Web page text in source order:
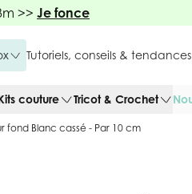
>> Je fonce
Tutoriels, conseils & tendances
couture Tricot & Crochet
fond Blanc cassé - Par 10 cm